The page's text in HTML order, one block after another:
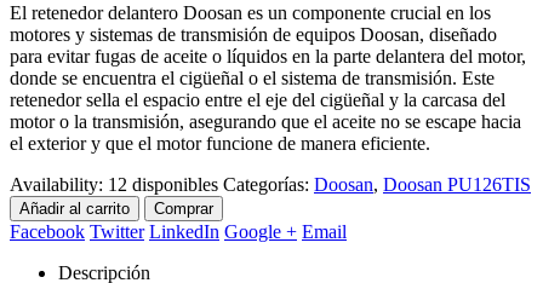
El retenedor delantero Doosan es un componente crucial en los
motores y sistemas de transmisión de equipos Doosan, diseñado
para evitar fugas de aceite o líquidos en la parte delantera del motor,
donde se encuentra el cigüeñal o el sistema de transmisión. Este
retenedor sella el espacio entre el eje del cigüeñal y la carcasa del
motor o la transmisión, asegurando que el aceite no se escape hacia
el exterior y que el motor funcione de manera eficiente.
Availability: 12 disponibles Categorías: Doosan, Doosan PU126TIS
Añadir al carrito Comprar
Facebook Twitter LinkedIn Google + Email
Descripción